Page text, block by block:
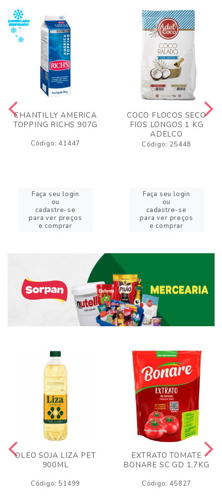
CHANTILLY AMERICA
TOPPING RICHS 907G
Código: 41447
Faça seu login
ou
cadastre-se
para ver preços
e comprar
COCO FLOCOS SECO
FIOS LONGOS 1 KG
ADELCO
Código: 25448
Faça seu login
ou
cadastre-se
para ver preços
e comprar
OLEO SOJA LIZA PET
900ML
Código: 51499
EXTRATO TOMATE
BONARE SC GD 1,7KG
Código: 45827